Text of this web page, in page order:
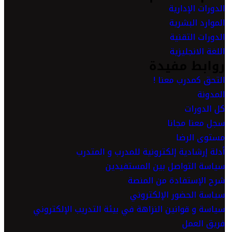
الدورات الإدارية
الموارد البشرية
الدورات التقنية
اللغة الانجليزية
التحق كمدرب معنا !
المدونة
كل الدورات
سجل معنا مجانا
مستوى الرضا
أدلة إرشادية إلكترونية للمدرب و المتدرب
سياسة التواصل بين المستفيدين
شرح الإستفادة من المنصة
سياسة الحضور الإلكتروني
سياسة و قوانين النزاهة في بيئة التدريب الإلكتروني
فريق العمل